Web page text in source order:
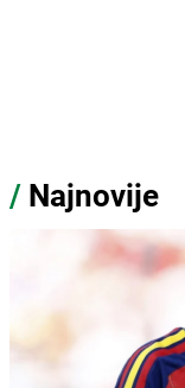
/ Najnovije